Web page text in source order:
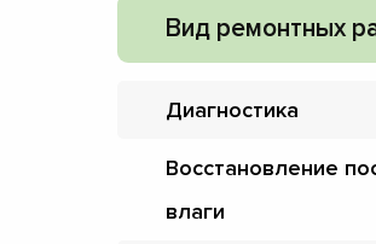
Вид ремонтных
Диагностика
Восстановление
влаги